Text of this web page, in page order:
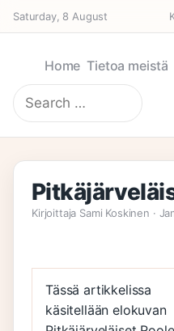
Saturday, 8 August
Home Tietoa meistä
Search
for:
Kirjoittaja Sami Koskinen ·
Tässä artikkelissa
käsitellään elokuvan